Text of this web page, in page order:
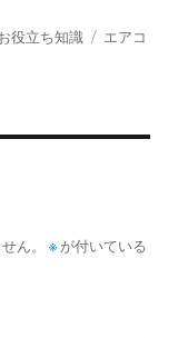
役立ち知識
タ
エアコ
ん。 ※ が付いている